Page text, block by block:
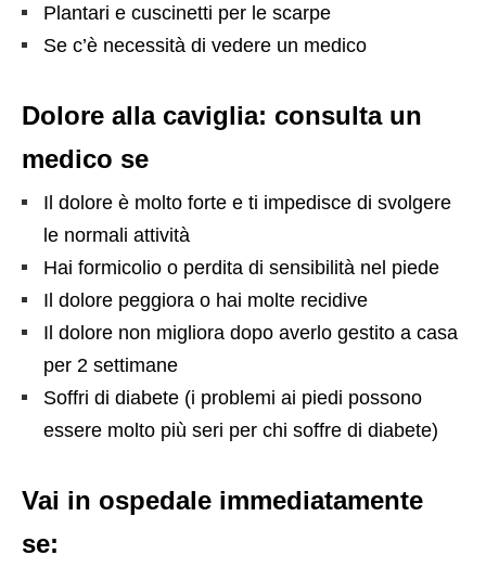
Plantari e cuscinetti per le scarpe
Se c’è necessità di vedere un medico
Dolore alla caviglia: consulta un
medico se
Il dolore è molto forte e ti impedisce di svolgere
le normali attività
Hai formicolio o perdita di sensibilità nel piede
Il dolore peggiora o hai molte recidive
Il dolore non migliora dopo averlo gestito a casa
per 2 settimane
Soffri di diabete (i problemi ai piedi possono
essere molto più seri per chi soffre di diabete)
Vai in ospedale immediatamente
se: